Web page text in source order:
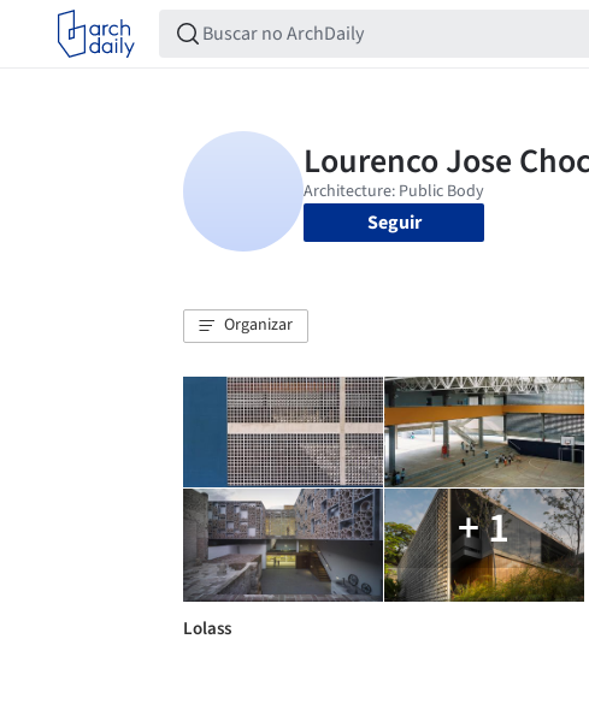
Seguir
Organizar
+ 1
Lolass